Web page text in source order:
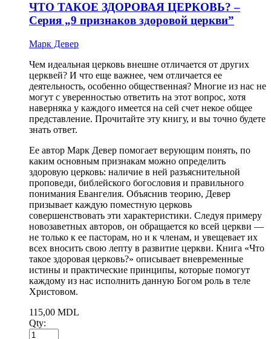
ЧТО ТАКОЕ ЗДОРОВАЯ ЦЕРКОВЬ? –
Серия „9 признаков здоровой церкви”
Марк Девер
Чем идеальная церковь внешне отличается от других
церквей? И что еще важнее, чем отличается ее
деятельность, особенно общественная? Многие из нас не
могут с уверенностью ответить на этот вопрос, хотя
наверняка у каждого имеется на сей счет некое общее
представление. Прочитайте эту книгу, и вы точно будете
знать ответ.
Ее автор Марк Девер помогает верующим понять, по
каким основным признакам можно определить
здоровую церковь: наличие в ней разъяснительной
проповеди, библейского богословия и правильного
понимания Евангелия. Объяснив теорию, Девер
призывает каждую поместную церковь
совершенствовать эти характеристики. Следуя примеру
новозаветных авторов, он обращается ко всей церкви —
не только к ее пасторам, но и к членам, и увещевает их
всех вносить свою лепту в развитие церкви. Книга «Что
такое здоровая церковь?» описывает вневременные
истины и практические принципы, которые помогут
каждому из нас исполнить данную Богом роль в теле
Христовом.
115,00 MDL
Qty: